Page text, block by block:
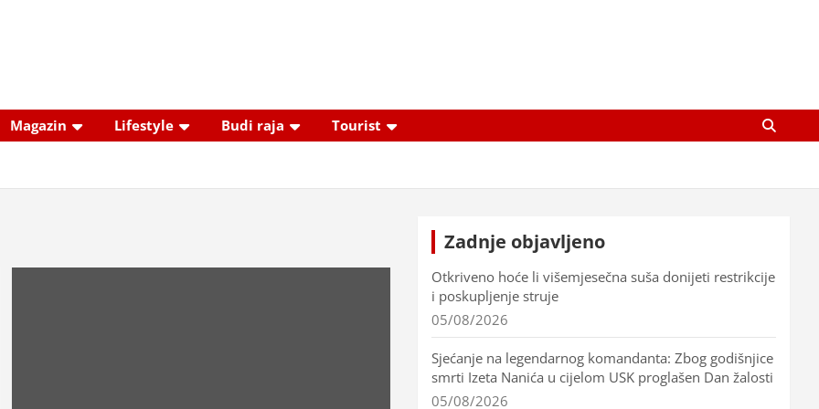
Magazin Lifestyle Budi raja Tourist
Zadnje objavljeno
Otkriveno hoće li višemjesečna suša donijeti restrikcije
i poskupljenje struje
05/08/2026
Sjećanje na legendarnog komandanta: Zbog godišnjice
smrti Izeta Nanića u cijelom USK proglašen Dan žalosti
05/08/2026